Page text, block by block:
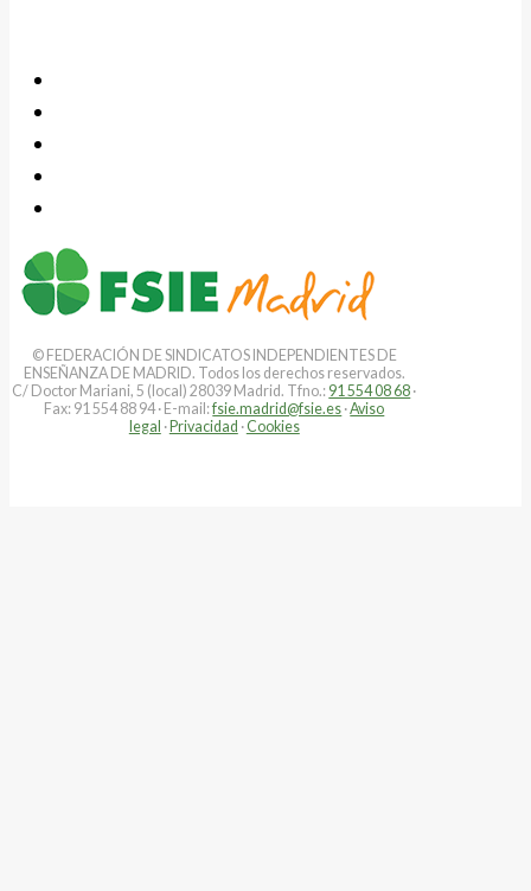
© FEDERACIÓN DE SINDICATOS INDEPENDIENTES DE
ENSEÑANZA DE MADRID. Todos los derechos reservados.
C/ Doctor Mariani, 5 (local) 28039 Madrid. Tfno.: 91 554 08 68 ·
Fax: 91 554 88 94 · E-mail:fsie.madrid@fsie.es ·Aviso
legal ·Privacidad · Cookies